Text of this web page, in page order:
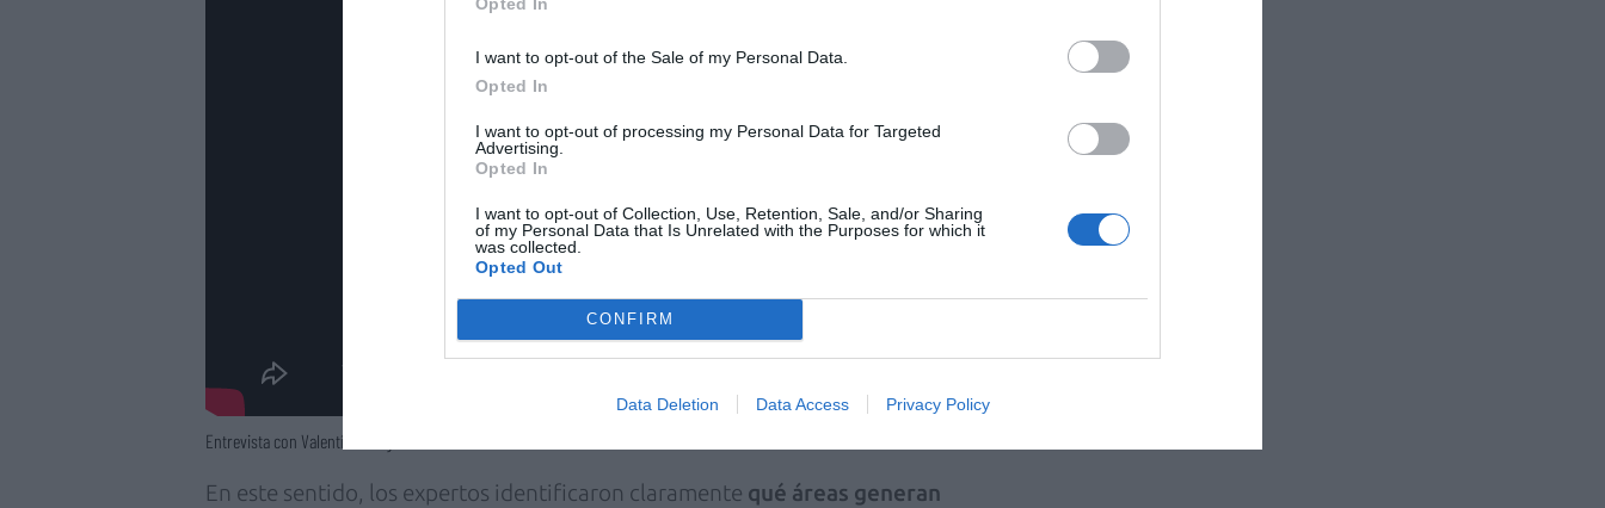
I want to opt-out of the Sale of my Personal Data.
Opted In
I want to opt-out of processing my Personal Data for Targeted
Advertising.
Opted In
I want to opt-out of Collection, Use, Retention, Sale, and/or Sharing
of my Personal Data that Is Unrelated with the Purposes for which it
was collected.
Opted Out
CONFIRM
Data Deletion Data Access Privacy Policy
Entrevista con Valentín Hidago.
En este sentido, los expertos identificaron claramente qué áreas generan